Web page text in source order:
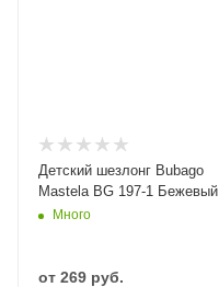
Детский шезлонг Bubago
Mastela BG 197-1 Бежевый
Много
от 269 руб.